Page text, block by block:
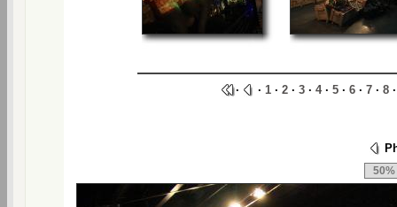
· · 1 · 2 · 3 · 4· 5 · 6 · 7 · 8